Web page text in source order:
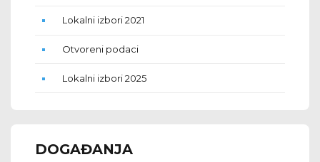
Lokalni izbori 2021
Otvoreni podaci
Lokalni izbori 2025
DOGAĐANJA